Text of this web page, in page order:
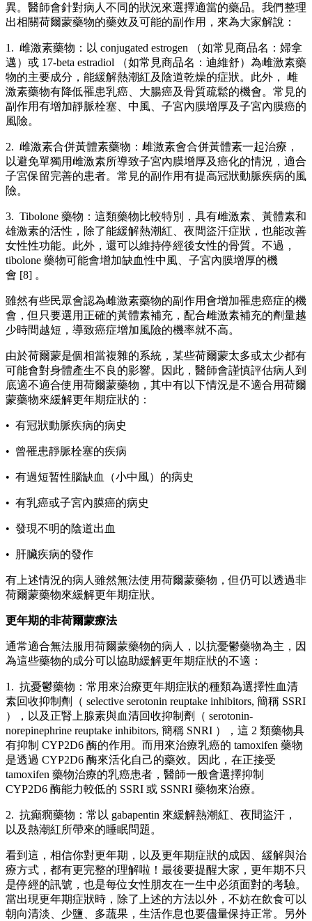
異。醫師會針對病人不同的狀況來選擇適當的藥品。我們整理
出相關荷爾蒙藥物的藥效及可能的副作用，來為大家解說：
1. 雌激素藥物：以 conjugated estrogen （如常見商品名：婦拿
邁）或 17-beta estradiol （如常見商品名：迪維舒）為雌激素藥
物的主要成分，能緩解熱潮紅及陰道乾燥的症狀。此外， 雌
激素藥物有降低罹患乳癌、大腸癌及骨質疏鬆的機會。常見的
副作用有增加靜脈栓塞、中風、子宮內膜增厚及子宮內膜癌的
風險。
2. 雌激素合併黃體素藥物：雌激素會合併黃體素一起治療，
以避免單獨用雌激素所導致子宮內膜增厚及癌化的情況，適合
子宮保留完善的患者。常見的副作用有提高冠狀動脈疾病的風
險。
3. Tibolone 藥物：這類藥物比較特別，具有雌激素、黃體素和
雄激素的活性，除了能緩解熱潮紅、夜間盜汗症狀，也能改善
女性性功能。此外，還可以維持停經後女性的骨質。不過，
tibolone 藥物可能會增加缺血性中風、子宮內膜增厚的機
會 [8] 。
雖然有些民眾會認為雌激素藥物的副作用會增加罹患癌症的機
會，但只要選用正確的黃體素補充，配合雌激素補充的劑量越
少時間越短，導致癌症增加風險的機率就不高。
由於荷爾蒙是個相當複雜的系統，某些荷爾蒙太多或太少都有
可能會對身體產生不良的影響。因此，醫師會謹慎評估病人到
底適不適合使用荷爾蒙藥物，其中有以下情況是不適合用荷爾
蒙藥物來緩解更年期症狀的：
• 有冠狀動脈疾病的病史
• 曾罹患靜脈栓塞的疾病
• 有過短暂性腦缺血（小中風）的病史
• 有乳癌或子宮內膜癌的病史
• 發現不明的陰道出血
• 肝臟疾病的發作
有上述情況的病人雖然無法使用荷爾蒙藥物，但仍可以透過非
荷爾蒙藥物來緩解更年期症狀。
更年期的非荷爾蒙療法
通常適合無法服用荷爾蒙藥物的病人，以抗憂鬱藥物為主，因
為這些藥物的成分可以協助緩解更年期症狀的不適：
1. 抗憂鬱藥物：常用來治療更年期症狀的種類為選擇性血清
素回收抑制劑（ selective serotonin reuptake inhibitors, 簡稱 SSRI
），以及正腎上腺素與血清回收抑制劑（ serotonin-
norepinephrine reuptake inhibitors, 簡稱 SNRI ），這 2 類藥物具
有抑制 CYP2D6 酶的作用。而用來治療乳癌的 tamoxifen 藥物
是透過 CYP2D6 酶來活化自己的藥效。因此，在正接受
tamoxifen 藥物治療的乳癌患者，醫師一般會選擇抑制
CYP2D6 酶能力較低的 SSRI 或 SSNRI 藥物來治療。
2. 抗癲癇藥物：常以 gabapentin 來緩解熱潮紅、夜間盜汗，
以及熱潮紅所帶來的睡眠問題。
看到這，相信你對更年期，以及更年期症狀的成因、緩解與治
療方式，都有更完整的理解啦！最後要提醒大家，更年期不只
是停經的訊號，也是每位女性朋友在一生中必須面對的考驗。
當出現更年期症狀時，除了上述的方法以外，不妨在飲食可以
朝向清淡、少鹽、多蔬果，生活作息也要儘量保持正常。另外